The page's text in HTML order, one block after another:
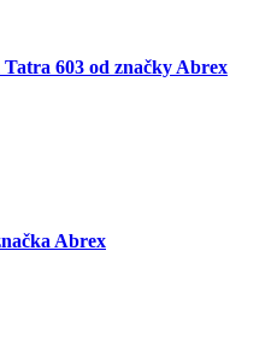
603 od značky Abrex
Abrex